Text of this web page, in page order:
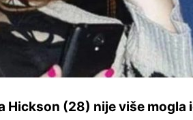
Hickson (28) nije više mogla